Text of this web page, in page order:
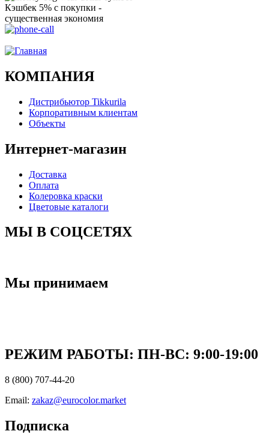
Кэшбек 5% с покупки -
существенная экономия
КОМПАНИЯ
Дистрибьютор Tikkurila
Корпоративным клиентам
Объекты
Интернет-магазин
Доставка
Оплата
Колеровка краски
Цветовые каталоги
МЫ В СОЦСЕТЯХ
Мы принимаем
РЕЖИМ РАБОТЫ: ПН-ВC: 9:00-19:00
8 (800) 707-44-20
Email: zakaz@eurocolor.market
Подписка